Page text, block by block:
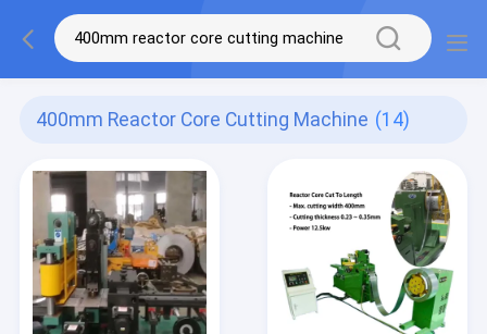
400mm Reactor Core Cutting Machine (14)